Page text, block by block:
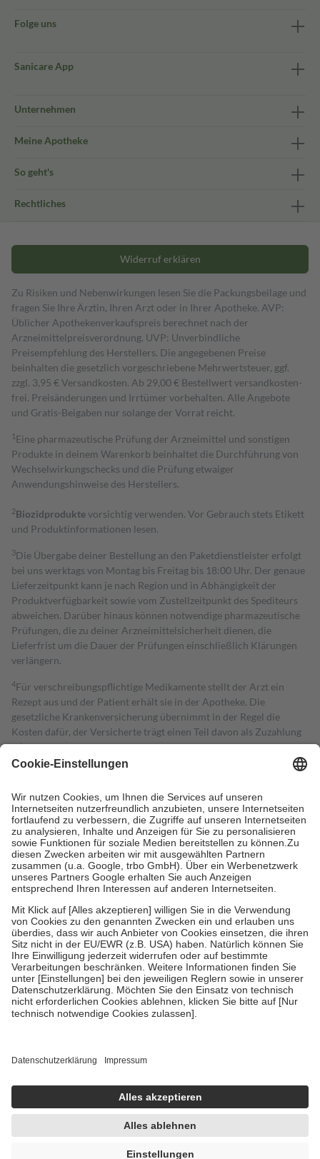
Folge uns
Sanicare App
Unternehmen
Meine Apotheke
So geht's
Rechtliches
Widerruf erklären
Zu Risiken und Nebenwirkungen lesen Sie die Packungsbeilage und
fragen Sie Ihre Ärztin, Ihren Arzt oder in Ihrer Apotheke. AVP:
Üblicher Apothekenverkaufspreis berechnet nach der
Arzneimittelpreisverordnung. UVP: Unverbindliche
Preisempfehlung des Herstellers. Die angegebenen Preise
beinhalten die gesetzlich vorgeschriebene Mehrwertsteuer, ggf.
zzgl. 3,95 € Versandkosten. Ab 29,00 € Bestell­wert versand­kosten­
frei. Preisänderungen und Irrtümer vorbehalten. Alle Angebote
und Gratis-Beigaben nur solange der Vorrat reicht.
1 Eine pharmazeutische Prüfung der Arzneimittel und sonstigen
Produkte in deinem Warenkorb beinhaltet die Durchführung von
Wechselwirkungschecks und die Prüfung etwaiger
Anwendungshinweise des Herstellers.
2Biozidproduktevorsichtig verwenden. Vor Gebrauch stets Etikett
und Produktinformationen lesen.
3Die Übergabe deiner Bestellung an den Paketdienstleister erfolgt
bei uns werktags von Montag bis Freitag bis 18:00 Uhr. Der genaue
Lieferzeitpunkt kann je nach Region und in Abhängigkeit der
Produktverfügbarkeit sowie vom Zustellzeitpunkt des Spediteurs
abweichen. Darüber hinaus können notwendige pharmazeutische
Prüfungen, die zu deiner Arzneimittelsicherheit dienen, die
Lieferfrist um die Dauer der Prüfungen einschließlich Klärungen
verlängern.
4Für verschreibungspflichtige Medikamente stellt der Arzt ein
Rezept aus und der Patient erhält sie in der Apotheke. Die
gesetzliche Krankenversicherung übernimmt in der Regel die
Kosten dafür, der Versicherte trägt einen Teil davon als Zuzahlung
mit.
Grundsätzlich leisten Mitglieder Zuzahlungen in Höhe von zehn
höchstens zehn Euro.
Es sind jedoch nie mehr als die tatsächlichen
Kosten der Leistung zu entrichten.
Diese Regeln gelten grundsätzlich auch für Online-Apotheken.
Bei Heilmitteln und häuslicher Krankenpflege beträgt die
Zuzahlung zehn Prozent der Kosten sowie zehn Euro je
Verordnung.
Um das Engagement der Versicherten für ihre eigene Gesundheit zu
stärken und die besondere Stellung der Familie zu unterstützen,
fallenkeine Zuzahlungenan bei:
• Kindern und Jugendlichen bis zum vollendeten 18. Lebensjahr
mit Ausnahme der Fahrkosten
• Untersuchungen zur Vorsorge und Früherkennung, die von der
GKV getragen werden
• empfohlenen Schutzimpfungen
• Harn- und Blutteststreifen
getroffen, um sicherzustellen, dass es sich um echte Bewertungen
https://help.etrusted.com/hc/de/articles/4419944605341
Einige Bilder und Inhalte wurden unter Zuhilfenahme künstlicher